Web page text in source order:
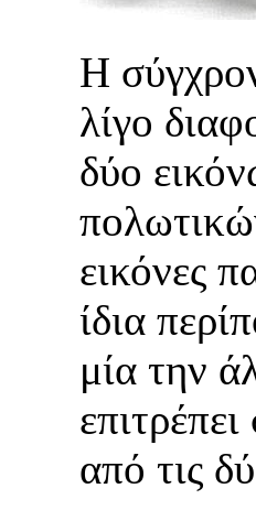
Η
λίγο
δύο
εικόνες
ίδια
μία την
από τις